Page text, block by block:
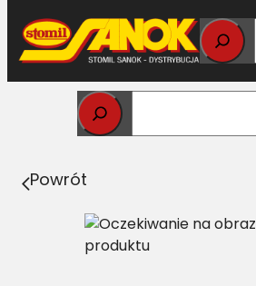
Przejdź
do
treści
Strona główna>
Belts klasyczny DF 6210951 L=L
Powrót